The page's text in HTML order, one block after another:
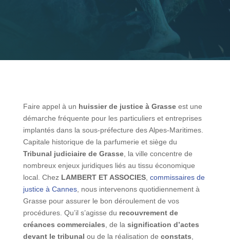
Faire appel à un huissier de justice à Grasseest une
démarche fréquente pour les particuliers et entreprises
implantés dans la sous-préfecture des Alpes-Maritimes.
Capitale historique de la parfumerie et siège du
Tribunal judiciaire de Grasse, la ville concentre de
nombreux enjeux juridiques liés au tissu économique
local. Chez LAMBERT ET ASSOCIES, commissaires de
justice à Cannes, nous intervenons quotidiennement à
Grasse pour assurer le bon déroulement de vos
procédures. Qu’il s’agisse du recouvrement de
créances commerciales , de la signification d’actes
devant le tribunal ou de la réalisation de constats